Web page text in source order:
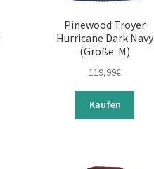
Pinewood Troyer
Hurricane Dark Navy
(Größe: M)
119,99€
Kaufen